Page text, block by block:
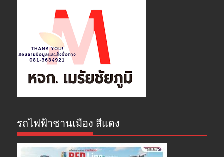
รถไฟฟ้าชานเมือง สีแดง